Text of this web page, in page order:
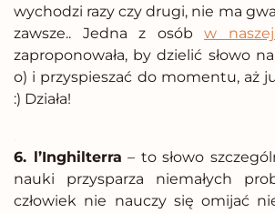
wychodzi razy czy drugi, nie ma
zawsze.. Jedna z osób w
zaproponowała, by dzielić słowo
o) i przyspieszać do momentu, aż
:) Działa!
.
6. l’Inghilterra – to słowo
nauki przysparza niemałych
człowiek nie nauczy się omijać